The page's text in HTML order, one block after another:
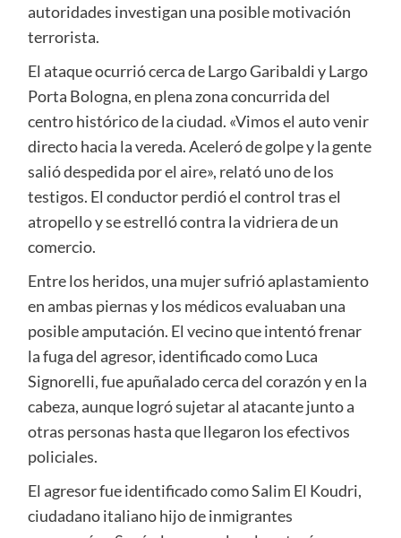
autoridades investigan una posible motivación
terrorista.
El ataque ocurrió cerca de Largo Garibaldi y Largo
Porta Bologna, en plena zona concurrida del
centro histórico de la ciudad. «Vimos el auto venir
directo hacia la vereda. Aceleró de golpe y la gente
salió despedida por el aire», relató uno de los
testigos. El conductor perdió el control tras el
atropello y se estrelló contra la vidriera de un
comercio.
Entre los heridos, una mujer sufrió aplastamiento
en ambas piernas y los médicos evaluaban una
posible amputación. El vecino que intentó frenar
la fuga del agresor, identificado como Luca
Signorelli, fue apuñalado cerca del corazón y en la
cabeza, aunque logró sujetar al atacante junto a
otras personas hasta que llegaron los efectivos
policiales.
El agresor fue identificado como Salim El Koudri,
ciudadano italiano hijo de inmigrantes